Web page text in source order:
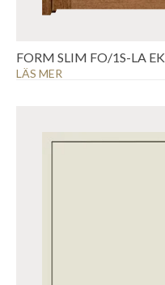
FORM SLIM FO/1S-LA EK
LÄS MER